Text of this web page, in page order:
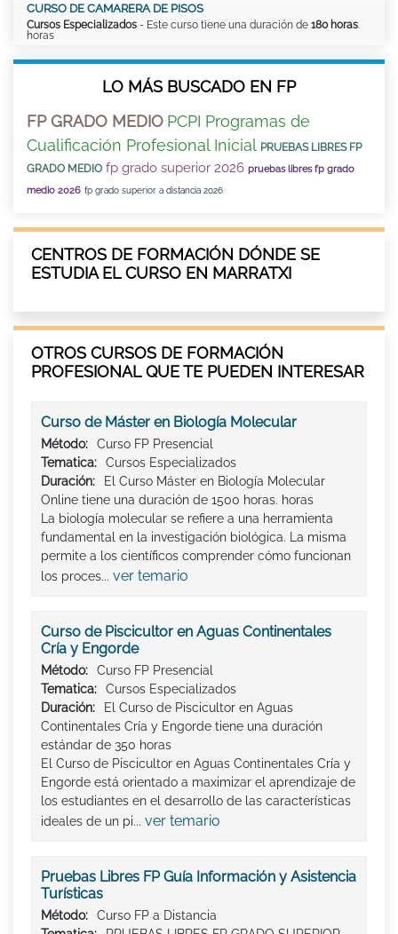
CURSO DE CAMARERA DE PISOS
Cursos Especializados - Este curso tiene una duración de 180 horas
horas
LO MÁS BUSCADO EN FP
FP GRADO MEDIO PCPI Programas de
Cualificación Profesional Inicial PRUEBAS LIBRES FP
GRADO MEDIO fp grado superior 2026 pruebas libres fp grado
medio 2026 fp grado superior a distancia 2026
CENTROS DE FORMACIÓN DÓNDE SE
ESTUDIA EL CURSO EN MARRATXI
OTROS CURSOS DE FORMACIÓN
PROFESIONAL QUE TE PUEDEN INTERESAR
Curso de Máster en Biología Molecular
Método:
Curso FP Presencial
Tematica:
Cursos Especializados
Duración:
El Curso Máster en Biología Molecular
Online tiene una duración de 1500 horas. horas
La biología molecular se refiere a una herramienta
fundamental en la investigación biológica. La misma
permite a los científicos comprender cómo funcionan
los proces... ver temario
Curso de Piscicultor en Aguas Continentales
Cría y Engorde
Método:
Curso FP Presencial
Tematica:
Cursos Especializados
Duración:
El Curso de Piscicultor en Aguas
Continentales Cría y Engorde tiene una duración
estándar de 350 horas
El Curso de Piscicultor en Aguas Continentales Cría y
Engorde está orientado a maximizar el aprendizaje de
los estudiantes en el desarrollo de las características
ideales de un pi... ver temario
Pruebas Libres FP Guía Información y Asistencia
Turísticas
Método:
Curso FP a Distancia